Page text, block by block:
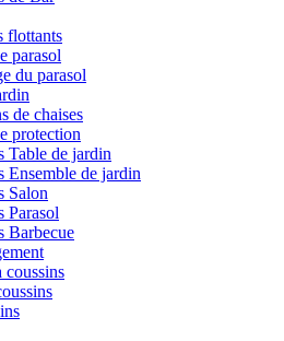
flottants
parasol
du parasol
de chaises
protection
Table de jardin
Ensemble de jardin
Salon
Parasol
Barbecue
coussins